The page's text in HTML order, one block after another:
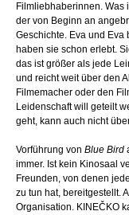
Filmliebhaberinnen. Was
der von Beginn an
Geschichte. Eva und
haben sie schon erlebt.
das ist größer als jede
und reicht weit über den
Filmemacher oder den
Leidenschaft will geteilt
geht, kann auch nicht
Vorführung von Blue Bird
immer. Ist kein Kinosaal
Freunden, von denen
zu tun hat, bereitgestellt.
Organisation. KINEČKO